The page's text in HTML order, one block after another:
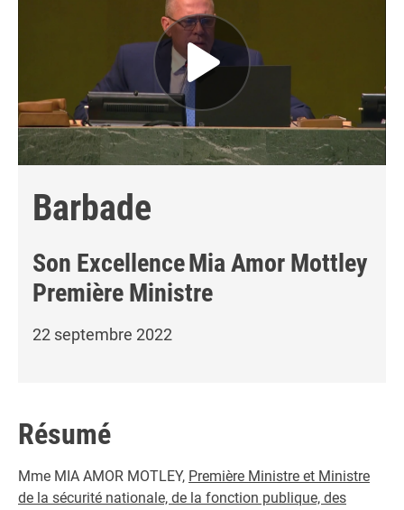
Barbade
Son ExcellenceMia Amor Mottley
Première Ministre
22 septembre 2022
Résumé
Mme MIA AMOR MOTLEY, Première Ministre et Ministre
de la sécurité nationale, de la fonction publique, des